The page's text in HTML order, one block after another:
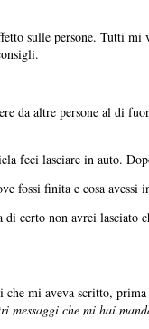
sulle persone. Tutti mi
da altre persone al di
feci lasciare in auto.
fossi finita e cosa avessi
certo non avrei lasciato
mi aveva scritto,
messaggi che mi hai